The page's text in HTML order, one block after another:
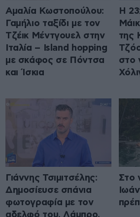
Αμαλία Κωστοπούλου:
Γαμήλιο ταξίδι με τον
Τζέικ Μέντγουελ στην
Ιταλία – Island hopping
με σκάφος σε Πόντσα
και Ίσκια
Η
της
στο
Γιάννης Τσιμιτσέλης:
Δημοσίευσε σπάνια
φωτογραφία με τον
αδελφό του, Λάμπρο,
Στο